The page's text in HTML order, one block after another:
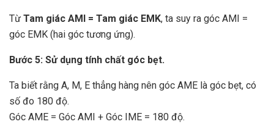
Từ Tam giác AMI = Tam giác EMK, ta suy ra góc AMI =
góc EMK (hai góc tương ứng).
Bước 5: Sử dụng tính chất góc bẹt.
Ta biết rằng A, M, E thẳng hàng nên góc AME là góc bẹt, có
số đo 180 độ.
Góc AME = Góc AMI + Góc IME = 180 độ.